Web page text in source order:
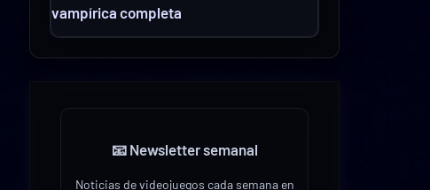
vampírica completa
📧 Newsletter semanal
Noticias de videojuegos cada semana en